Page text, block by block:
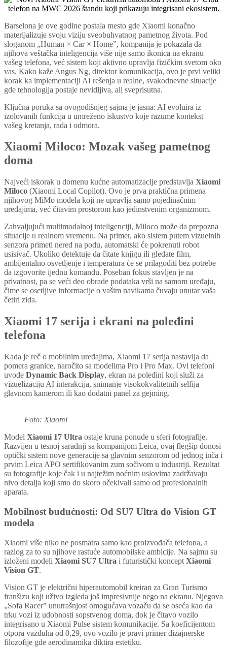
Barselona je ove godine postala mesto gde Xiaomi konačno
materijalizuje svoju viziju sveobuhvatnog pametnog života. Pod
sloganom „Human × Car × Home”, kompanija je pokazala da
njihova veštačka inteligencija više nije samo ikonica na ekranu
vašeg telefona, već sistem koji aktivno upravlja fizičkim svetom oko
vas. Kako kaže Angus Ng, direktor komunikacija, ovo je prvi veliki
korak ka implementaciji AI rešenja u realne, svakodnevne situacije
gde tehnologija postaje nevidljiva, ali sveprisutna.
Ključna poruka sa ovogodišnjeg sajma je jasna: AI evoluira iz
izolovanih funkcija u umreženo iskustvo koje razume kontekst
vašeg kretanja, rada i odmora.
Xiaomi Miloco: Mozak vašeg pametnog
doma
Najveći iskorak u domenu kućne automatizacije predstavlja Xiaomi
Miloco (Xiaomi Local Copilot). Ovo je prva praktična primena
njihovog MiMo modela koji ne upravlja samo pojedinačnim
uređajima, već čitavim prostorom kao jedinstvenim organizmom.
Zahvaljujući multimodalnoj inteligenciji, Miloco može da prepozna
situacije u realnom vremenu. Na primer, ako sistem putem vizuelnih
senzora primeti nered na podu, automatski će pokrenuti robot
usisivač. Ukoliko detektuje da čitate knjigu ili gledate film,
ambijentalno osvetljenje i temperatura će se prilagoditi bez potrebe
da izgovorite ijednu komandu. Poseban fokus stavljen je na
privatnost, pa se veći deo obrade podataka vrši na samom uređaju,
čime se osetljive informacije o vašim navikama čuvaju unutar vaša
četiri zida.
Xiaomi 17 serija i ekrani na poleđini
telefona
Kada je reč o mobilnim uređajima, Xiaomi 17 serija nastavlja da
pomera granice, naročito sa modelima Pro i Pro Max. Ovi telefoni
uvode Dynamic Back Display, ekran na poleđini koji služi za
vizuelizaciju AI interakcija, snimanje visokokvalitetnih selfija
glavnom kamerom ili kao dodatni panel za gejming.
Foto: Xiaomi
Model Xiaomi 17 Ultra ostaje kruna ponude u sferi fotografije.
Razvijen u tesnoj saradnji sa kompanijom Leica, ovaj flegšip donosi
optički sistem nove generacije sa glavnim senzorom od jednog inča i
prvim Leica APO sertifikovanim zum sočivom u industriji. Rezultat
su fotografije koje čak i u najtežim noćnim uslovima zadržavaju
nivo detalja koji smo do skoro očekivali samo od profesionalnih
aparata.
Mobilnost budućnosti: Od SU7 Ultra do Vision GT
modela
Xiaomi više niko ne posmatra samo kao proizvođača telefona, a
razlog za to su njihove rastuće automobilske ambicije. Na sajmu su
izloženi modeli Xiaomi SU7 Ultra i futuristički koncept Xiaomi
Vision GT.
Vision GT je električni hiperautomobil kreiran za Gran Turismo
franšizu koji uživo izgleda još impresivnije nego na ekranu. Njegova
„Sofa Racer” unutrašnjost omogućava vozaču da se oseća kao da
trku vozi iz udobnosti sopstvenog doma, dok je čitavo vozilo
integrisano u Xiaomi Pulse sistem komunikacije. Sa koeficijentom
otpora vazduha od 0,29, ovo vozilo je pravi primer dizajnerske
filozofije gde aerodinamika diktira estetiku.